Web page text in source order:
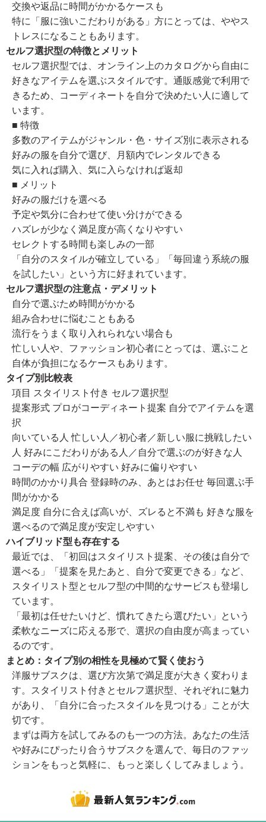
交換や返品に時間がかかるケースも
特に「服に強いこだわりがある」方にとっては、ややス
トレスになることもあります。
セルフ選択型の特徴とメリット
セルフ選択型では、オンライン上のカタログから自由に
好きなアイテムを選ぶスタイルです。通販感覚で利用で
きるため、コーディネートを自分で決めたい人に適して
います。
■ 特徴
多数のアイテムがジャンル・色・サイズ別に表示される
好みの服を自分で選び、月額内でレンタルできる
気に入れば購入、気に入らなければ返却
■ メリット
好みの服だけを選べる
予定や気分に合わせて使い分けができる
ハズレが少なく満足度が高くなりやすい
セレクトする時間も楽しみの一部
「自分のスタイルが確立している」「毎回違う系統の服
を試したい」という方に好まれています。
セルフ選択型の注意点・デメリット
自分で選ぶため時間がかかる
組み合わせに悩むこともある
流行をうまく取り入れられない場合も
忙しい人や、ファッション初心者にとっては、選ぶこと
自体が負担になるケースもあります。
タイプ別比較表
項目 スタイリスト付き セルフ選択型
提案形式 プロがコーディネート提案 自分でアイテムを選
択
向いている人 忙しい人／初心者／新しい服に挑戦したい
人 好みにこだわりがある人／自分で選ぶのが好きな人
コーデの幅 広がりやすい 好みに偏りやすい
時間のかかり具合 登録時のみ、あとはお任せ 毎回選ぶ手
間がかかる
満足度 自分に合えば高いが、ズレると不満も 好きな服を
選べるので満足度が安定しやすい
ハイブリッド型も存在する
最近では、「初回はスタイリスト提案、その後は自分で
選べる」「提案を見たあと、自分で変更できる」など、
スタイリスト型とセルフ型の中間的なサービスも登場し
ています。
「最初は任せたいけど、慣れてきたら選びたい」という
柔軟なニーズに応える形で、選択の自由度が高まってい
るのです。
まとめ：タイプ別の相性を見極めて賢く使おう
洋服サブスクは、選び方次第で満足度が大きく変わりま
す。スタイリスト付きとセルフ選択型、それぞれに魅力
があり、「自分に合ったスタイルを見つける」ことが大
切です。
まずは両方を試してみるのも一つの方法。あなたの生活
や好みにぴったり合うサブスクを選んで、毎日のファッ
ションをもっと気軽に、もっと楽しくしてみましょう。